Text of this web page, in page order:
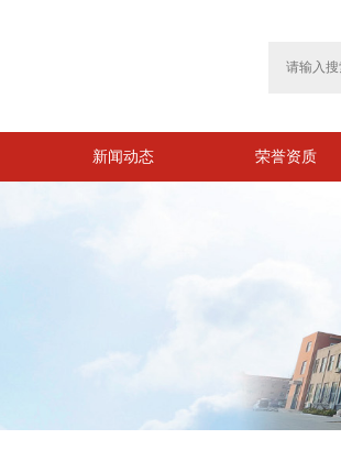
新闻动态 荣誉资质